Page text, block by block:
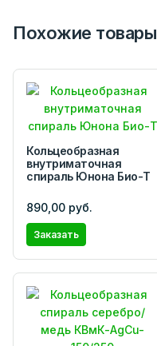
Похожие товары
Кольцеобразная
внутриматочная
спираль Юнона Био-Т
890,00 руб.
Заказать